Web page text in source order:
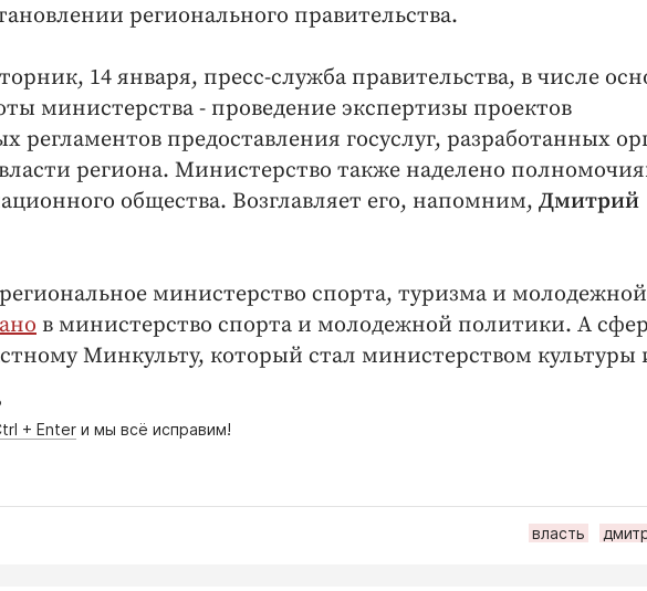
регионального правительства.
14 января, пресс-служба правительства, в числе
министерства - проведение экспертизы проектов
регламентов предоставления госуслуг, разработанных
региона. Министерство также наделено
общества. Возглавляет его, напомним, Дмитрий
региональное министерство спорта, туризма и
в министерство спорта и молодежной политики. А
Минкульту, который стал министерством культуры
+ Enter и мы всё исправим!
власть